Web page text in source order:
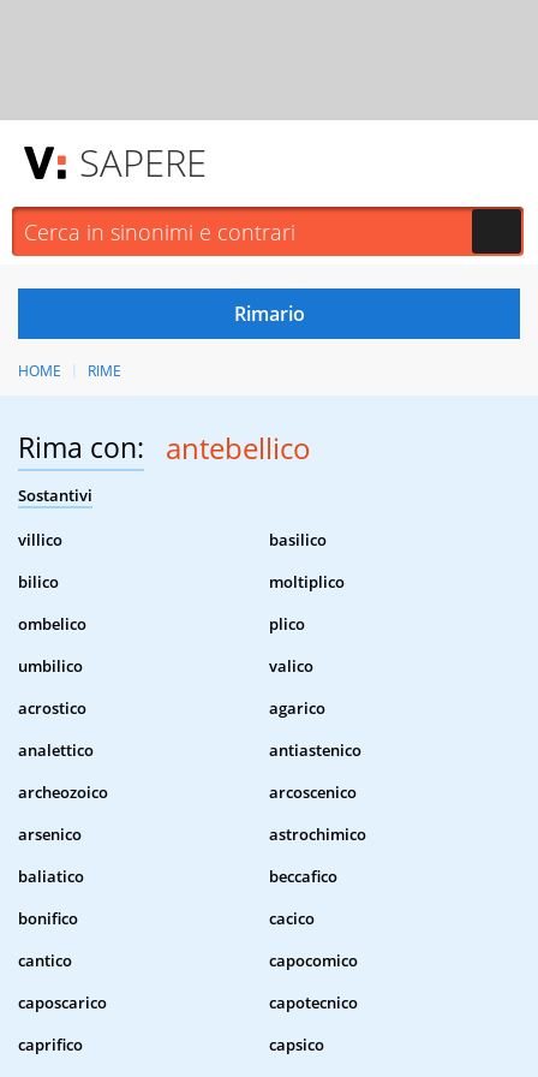
SAPERE
HOME RIME
Rima con: antebellico
Sostantivi
villico
basilico
bilico
moltiplico
ombelico
plico
umbilico
valico
acrostico
agarico
analettico
antiastenico
archeozoico
arcoscenico
arsenico
astrochimico
baliatico
beccafico
bonifico
cacico
cantico
capocomico
caposcarico
capotecnico
caprifico
capsico